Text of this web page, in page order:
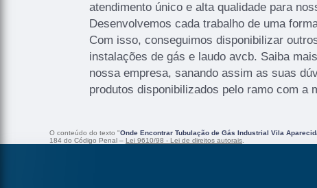
atendimento único e alta qualidade para
Desenvolvemos cada trabalho de uma
Com isso, conseguimos disponibilizar
instalações de gás e laudo avcb. Saiba
nossa empresa, sanando assim as suas
produtos disponibilizados pelo ramo com a
O conteúdo do texto "Onde Encontrar Tubulação de Gás Industrial Vila
184 do Código Penal – Lei 9610/98 - Lei de direitos autorais